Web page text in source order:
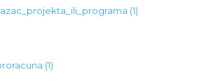
(1)
(1)